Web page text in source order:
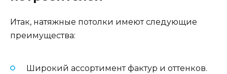
Итак, натяжные потолки имеют следующие
преимущества:
Широкий ассортимент фактур и оттенков.